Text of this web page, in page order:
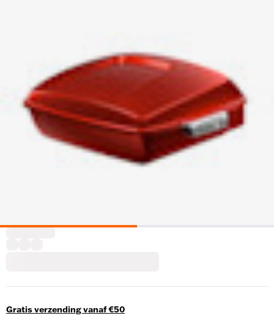
Gratis verzending vanaf €50